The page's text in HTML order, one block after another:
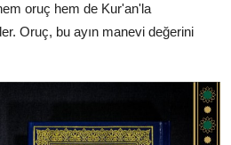
oruç hem de Kur'an'la
Oruç, bu ayın manevi değerini